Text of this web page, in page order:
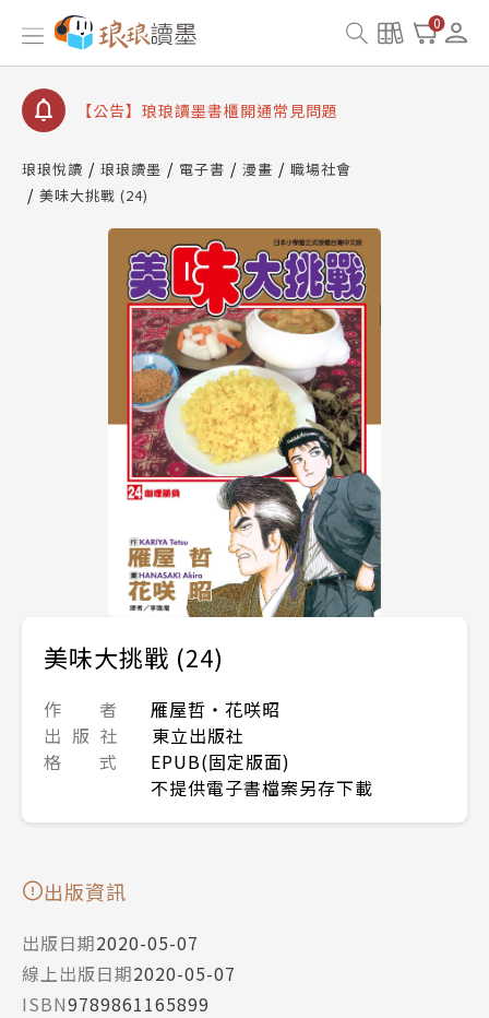
0
【公告】因 Readmoo 讀墨系統維護中，本站同步暫
停部分閱讀服務
【公告】琅琅讀墨數位閱讀資產合併與書櫃開通申請
【公告】琅琅讀墨書櫃開通常見問題
請圖文教學
【公告】琅琅書店服務升級重要說明及資產合併結果
查詢
【公告】因 Readmoo 讀墨系統維護中，本站同步暫
停部分閱讀服務
琅琅悅讀 琅琅讀墨 電子書 漫畫
職場社會
美味大挑戰 (24)
美味大挑戰 (24)
作 者
雁屋哲‧花咲昭
出 版 社
東立出版社
格 式
EPUB(固定版面)
不提供電子書檔案另存下載
出版資訊
出版日期2020-05-07
線上出版日期2020-05-07
ISBN9789861165899